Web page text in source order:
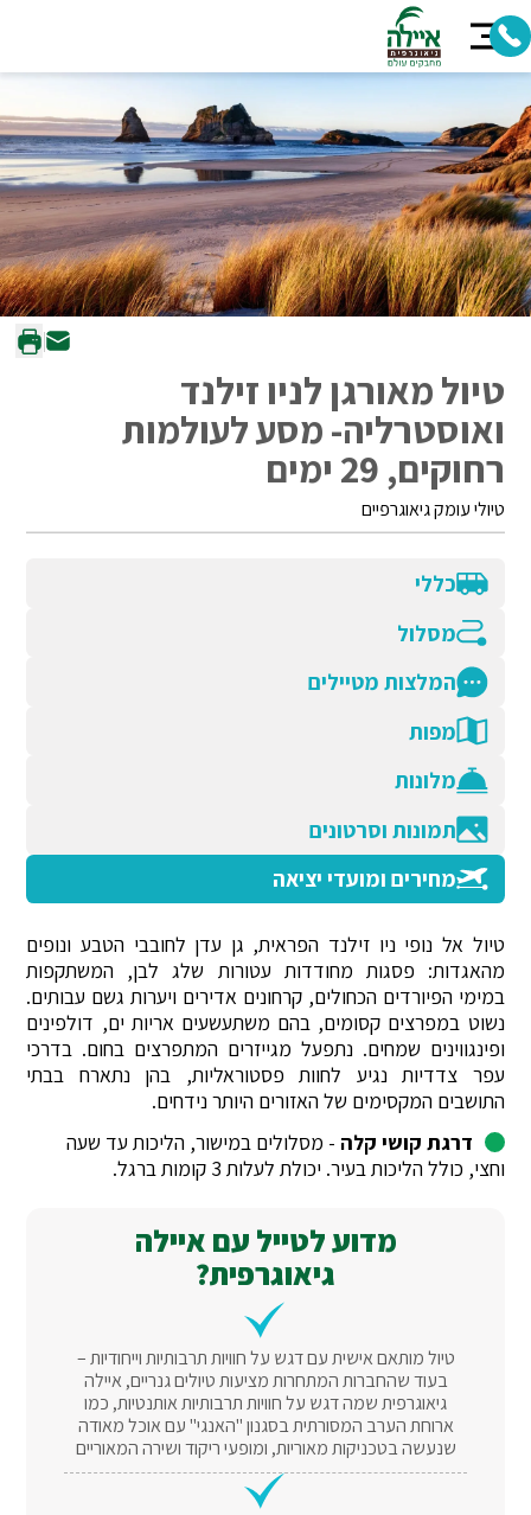
טיול מאורגן לניו זילנד
ואוסטרליה- מסע לעולמות
רחוקים, 29 ימים
טיולי עומק גיאוגרפיים
כללי
מסלול
המלצות מטיילים
מפות
מלונות
תמונות וסרטונים
מחירים ומועדי יציאה
טיול אל נופי ניו זילנד הפראית, גן עדן לחובבי הטבע ונופים
מהאגדות: פסגות מחודדות עטורות שלג לבן, המשתקפות
במימי הפיורדים הכחולים, קרחונים אדירים ויערות גשם עבותים.
נשוט במפרצים קסומים, בהם משתעשעים אריות ים, דולפינים
ופינגווינים שמחים. נתפעל מגייזרים המתפרצים בחום. בדרכי
עפר צדדיות נגיע לחוות פסטוראליות, בהן נתארח בבתי
התושבים המקסימים של האזורים היותר נידחים.
דרגת קושי קלה - מסלולים במישור, הליכות עד שעה
וחצי, כולל הליכות בעיר. יכולת לעלות 3 קומות ברגל.
מדוע לטייל עם איילה
גיאוגרפית?
טיול מותאם אישית עם דגש על חוויות תרבותיות וייחודיות –
בעוד שהחברות המתחרות מציעות טיולים גנריים, איילה
גיאוגרפית שמה דגש על חוויות תרבותיות אותנטיות, כמו
ארוחת הערב המסורתית בסגנון "האנגי" עם אוכל מאודה
שנעשה בטכניקות מאוריות, ומופעי ריקוד ושירה המאוריים